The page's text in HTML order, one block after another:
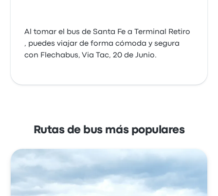
Al tomar el bus de Santa Fe a Terminal Retiro
, puedes viajar de forma cómoda y segura
con Flechabus, Via Tac, 20 de Junio.
Rutas de bus más populares